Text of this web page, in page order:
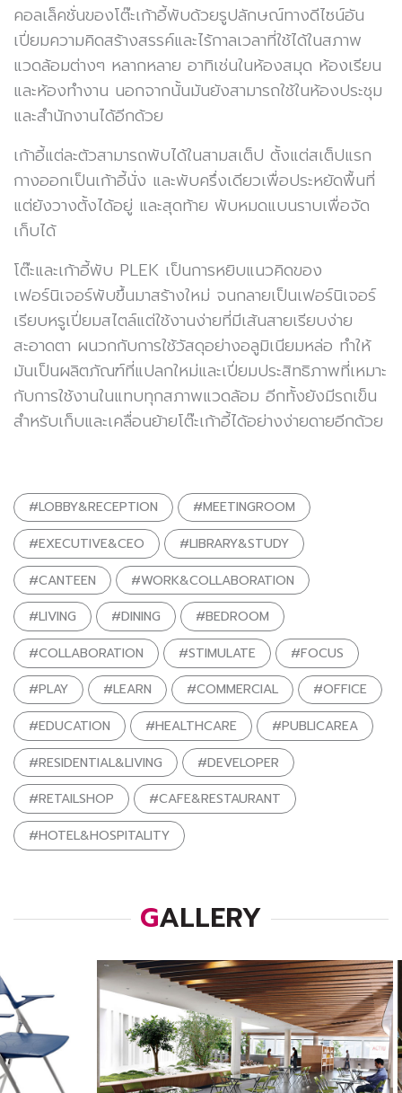
คอลเล็คชั่นของโต๊ะเก้าอี้พับด้วยรูปลักษณ์ทางดีไซน์อัน
เปี่ยมความคิดสร้างสรรค์และไร้กาลเวลาที่ใช้ได้ในสภาพ
แวดล้อมต่างๆ หลากหลาย อาทิเช่นในห้องสมุด ห้องเรียน
และห้องทำงาน นอกจากนั้นมันยังสามารถใช้ในห้องประชุม
และสำนักงานได้อีกด้วย
เก้าอี้แต่ละตัวสามารถพับได้ในสามสเต็ป ตั้งแต่สเต็ปแรก
กางออกเป็นเก้าอี้นั่ง และพับครึ่งเดียวเพื่อประหยัดพื้นที่
แต่ยังวางตั้งได้อยู่ และสุดท้าย พับหมดแบนราบเพื่อจัด
เก็บได้
โต๊ะและเก้าอี้พับ PLEK เป็นการหยิบแนวคิดของ
เฟอร์นิเจอร์พับขึ้นมาสร้างใหม่ จนกลายเป็นเฟอร์นิเจอร์
เรียบหรูเปี่ยมสไตล์แต่ใช้งานง่ายที่มีเส้นสายเรียบง่าย
สะอาดตา ผนวกกับการใช้วัสดุอย่างอลูมิเนียมหล่อ ทำให้
มันเป็นผลิตภัณฑ์ที่แปลกใหม่และเปี่ยมประสิทธิภาพที่เหมาะ
กับการใช้งานในแทบทุกสภาพแวดล้อม อีกทั้งยังมีรถเข็น
สำหรับเก็บและเคลื่อนย้ายโต๊ะเก้าอี้ได้อย่างง่ายดายอีกด้วย
#LOBBY&RECEPTION
#MEETINGROOM
#EXECUTIVE&CEO
#LIBRARY&STUDY
#CANTEEN
#WORK&COLLABORATION
#LIVING
#DINING
#BEDROOM
#COLLABORATION
#STIMULATE
#FOCUS
#PLAY
#LEARN #COMMERCIAL
#OFFICE
#EDUCATION
#HEALTHCARE
#PUBLICAREA
#RESIDENTIAL&LIVING
#DEVELOPER
#RETAILSHOP
#CAFE&RESTAURANT
#HOTEL&HOSPITALITY
GALLERY